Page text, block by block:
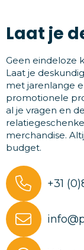
Laat je
Geen eindeloze
Laat je
met jarenlange
promotionele
al je vragen en
merchandise.
budget.
+31